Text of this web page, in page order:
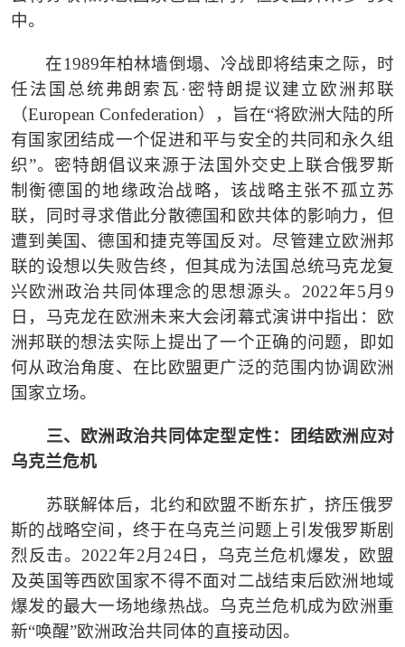
中。
在1989年柏林墙倒塌、冷战即将结束之际，时
任法国总统弗朗索瓦·密特朗提议建立欧洲邦联
（European Confederation），旨在“将欧洲大陆的所
有国家团结成一个促进和平与安全的共同和永久组
织”。密特朗倡议来源于法国外交史上联合俄罗斯
制衡德国的地缘政治战略，该战略主张不孤立苏
联，同时寻求借此分散德国和欧共体的影响力，但
遭到美国、德国和捷克等国反对。尽管建立欧洲邦
联的设想以失败告终，但其成为法国总统马克龙复
兴欧洲政治共同体理念的思想源头。2022年5月9
日，马克龙在欧洲未来大会闭幕式演讲中指出：欧
洲邦联的想法实际上提出了一个正确的问题，即如
何从政治角度、在比欧盟更广泛的范围内协调欧洲
国家立场。
三、欧洲政治共同体定型定性：团结欧洲应对
乌克兰危机
苏联解体后，北约和欧盟不断东扩，挤压俄罗
斯的战略空间，终于在乌克兰问题上引发俄罗斯剧
烈反击。 2022年2月24日，乌克兰危机爆发，欧盟
及英国等西欧国家不得不面对二战结束后欧洲地域
爆发的最大一场地缘热战。乌克兰危机成为欧洲重
新“唤醒”欧洲政治共同体的直接动因。